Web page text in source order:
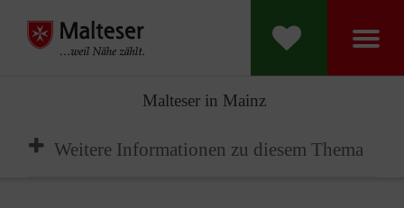
Malteser in Mainz
Weitere Informationen zu diesem Thema